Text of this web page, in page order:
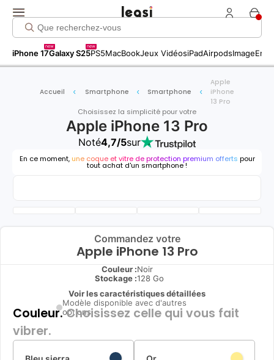
iPhone 17
new
Galaxy S25
new
PS5MacBookJeux VidéosiPadAirpodsImage
Accueil Smartphone Smartphone
Apple
iPhone
13 Pro
Choisissez la simplicité pour votre
Apple iPhone 13 Pro
Noté4,7/5sur
En ce moment, une coque et vitre de protection premium offerts pour
tout achat d'un smartphone !
Commandez votre
Apple iPhone 13 Pro
Couleur :Noir
Stockage :128 Go
Voir les caractéristiques détaillées
Modèle disponible avec d'autres
options
Couleur.Choisissez celle qui vous fait
vibrer.